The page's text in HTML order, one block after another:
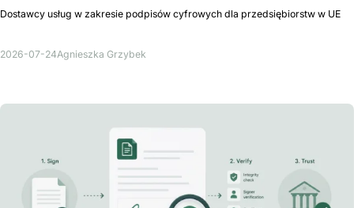
Dostawcy usług w zakresie podpisów cyfrowych dla przedsiębiorstw w UE
2026-07-24Agnieszka Grzybek